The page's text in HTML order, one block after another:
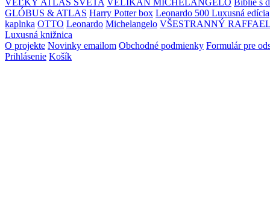
GLÓBUS & ATLAS Harry Potter box Leonardo 500 Luxusná edícia
kaplnka OTTO Leonardo Michelangelo VŠESTRANNÝ
Luxusná knižnica
O projekte Novinky emailom Obchodné podmienky Formulár pre
Prihlásenie Košík